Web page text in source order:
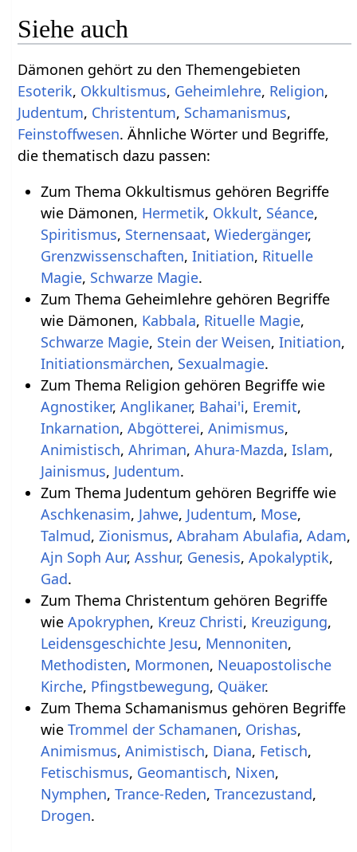
Siehe auch
Dämonen gehört zu den Themengebieten
Esoterik, Okkultismus, Geheimlehre, Religion,
Judentum, Christentum, Schamanismus,
Feinstoffwesen. Ähnliche Wörter und Begriffe,
die thematisch dazu passen:
Zum Thema Okkultismus gehören Begriffe
wie Dämonen, Hermetik, Okkult, Séance,
Spiritismus, Sternensaat, Wiedergänger,
Grenzwissenschaften, Initiation, Rituelle
Magie, Schwarze Magie.
Zum Thema Geheimlehre gehören Begriffe
wie Dämonen, Kabbala, Rituelle Magie,
Schwarze Magie, Stein der Weisen, Initiation,
Initiationsmärchen, Sexualmagie.
Zum Thema Religion gehören Begriffe wie
Agnostiker, Anglikaner, Bahai'i, Eremit,
Inkarnation, Abgötterei, Animismus,
Animistisch, Ahriman, Ahura-Mazda, Islam,
Jainismus, Judentum.
Zum Thema Judentum gehören Begriffe wie
Aschkenasim, Jahwe, Judentum, Mose,
Talmud, Zionismus, Abraham Abulafia, Adam,
Ajn Soph Aur, Asshur, Genesis, Apokalyptik,
Gad.
Zum Thema Christentum gehören Begriffe
wie Apokryphen, Kreuz Christi, Kreuzigung,
Leidensgeschichte Jesu, Mennoniten,
Methodisten, Mormonen, Neuapostolische
Kirche, Pfingstbewegung, Quäker.
Zum Thema Schamanismus gehören Begriffe
wie Trommel der Schamanen, Orishas,
Animismus, Animistisch, Diana, Fetisch,
Fetischismus, Geomantisch, Nixen,
Nymphen, Trance-Reden, Trancezustand,
Drogen.